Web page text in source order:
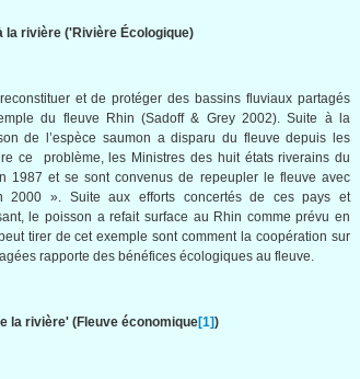
la rivière ('Rivière Écologique)
reconstitueret deprotéger des bassins fluviaux partagés
du fleuve Rhin (Sadoff& Grey 2002). Suite àla
de l’espèce saumon adisparu du fleuve depuis les
ce problème, les Ministres des huit états riverains du
1987 et sesont convenus de repeuplerle fleuve avec
2000 ». Suite aux efforts concertésde cespays et
, lepoisson arefaitsurface au Rhin comme prévu en
tirerdecet exemple sontcomment lacoopération sur
rapporte des bénéfices écologiques au fleuve.
la rivière' (Fleuve économique[1])